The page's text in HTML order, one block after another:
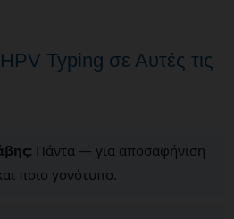
Typing σε Αυτές τις
Πάντα — για αποσαφήνιση
ποιο γονότυπο.